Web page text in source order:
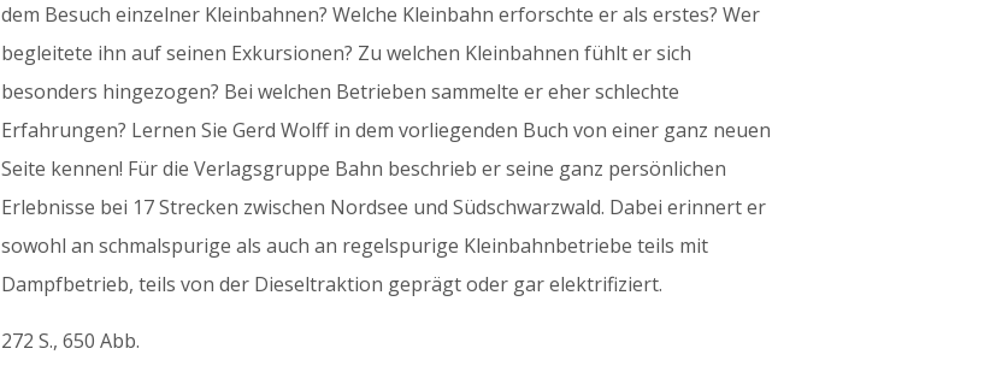
dem Besuch einzelner Kleinbahnen? Welche Kleinbahn erforschte er als erstes? Wer
begleitete ihn auf seinen Exkursionen? Zu welchen Kleinbahnen fühlt er sich
besonders hingezogen? Bei welchen Betrieben sammelte er eher schlechte
Erfahrungen? Lernen Sie Gerd Wolff in dem vorliegenden Buch von einer ganz neuen
Seite kennen! Für die Verlagsgruppe Bahn beschrieb er seine ganz persönlichen
Erlebnisse bei 17 Strecken zwischen Nordsee und Südschwarzwald. Dabei erinnert er
sowohl an schmalspurige als auch an regelspurige Kleinbahnbetriebe teils mit
Dampfbetrieb, teils von der Dieseltraktion geprägt oder gar elektrifiziert.
272 S., 650 Abb.